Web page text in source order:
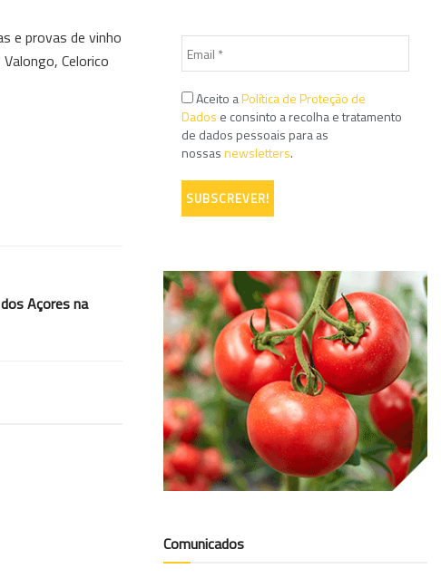
e provas de vinho
Celorico
Açores na
Aceito aPolítica de Proteção de
Dados e consinto a recolha e tratamento
de dados pessoais para as
nossasnewsletters.
Comunicados